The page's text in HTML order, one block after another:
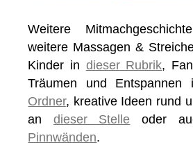
Weitere
weitere Massagen &
Kinder in dieser Rubrik,
Träumen und
Ordner, kreative Ideen rund
an dieser Stelle oder
Pinnwänden.